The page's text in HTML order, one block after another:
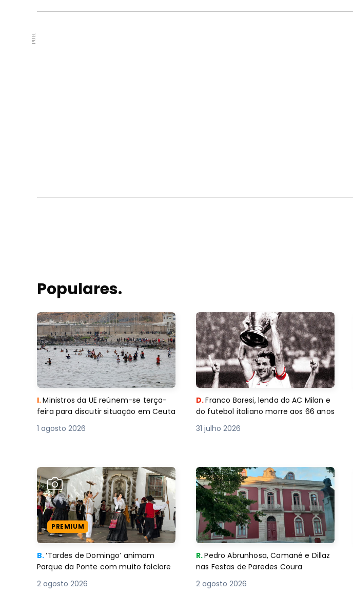
PUB.
Populares.
I.Ministros da UE reúnem-se terça-
feira para discutir situação em Ceuta
1 agosto 2026
D.Franco Baresi, lenda do AC Milan e
do futebol italiano morre aos 66 anos
31 julho 2026
PREMIUM
B.‘Tardes de Domingo’ animam
Parque da Ponte com muito folclore
2 agosto 2026
R.Pedro Abrunhosa, Camané e Dillaz
nas Festas de Paredes Coura
2 agosto 2026